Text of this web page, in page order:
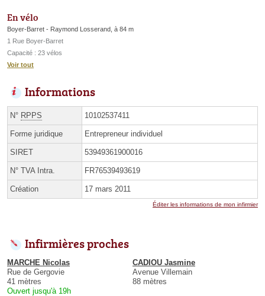
En vélo
Boyer-Barret - Raymond Losserand, à 84 m
1 Rue Boyer-Barret
Capacité : 23 vélos
Voir tout
Informations
N° RPPS 10102537411
Forme juridique Entrepreneur individuel
SIRET 53949361900016
N° TVA Intra. FR76539493619
Création 17 mars 2011
Éditer les informations de mon infirmier
Infirmières proches
MARCHE Nicolas
Rue de Gergovie
41 mètres
Ouvert jusqu'à 19h
CADIOU Jasmine
Avenue Villemain
88 mètres